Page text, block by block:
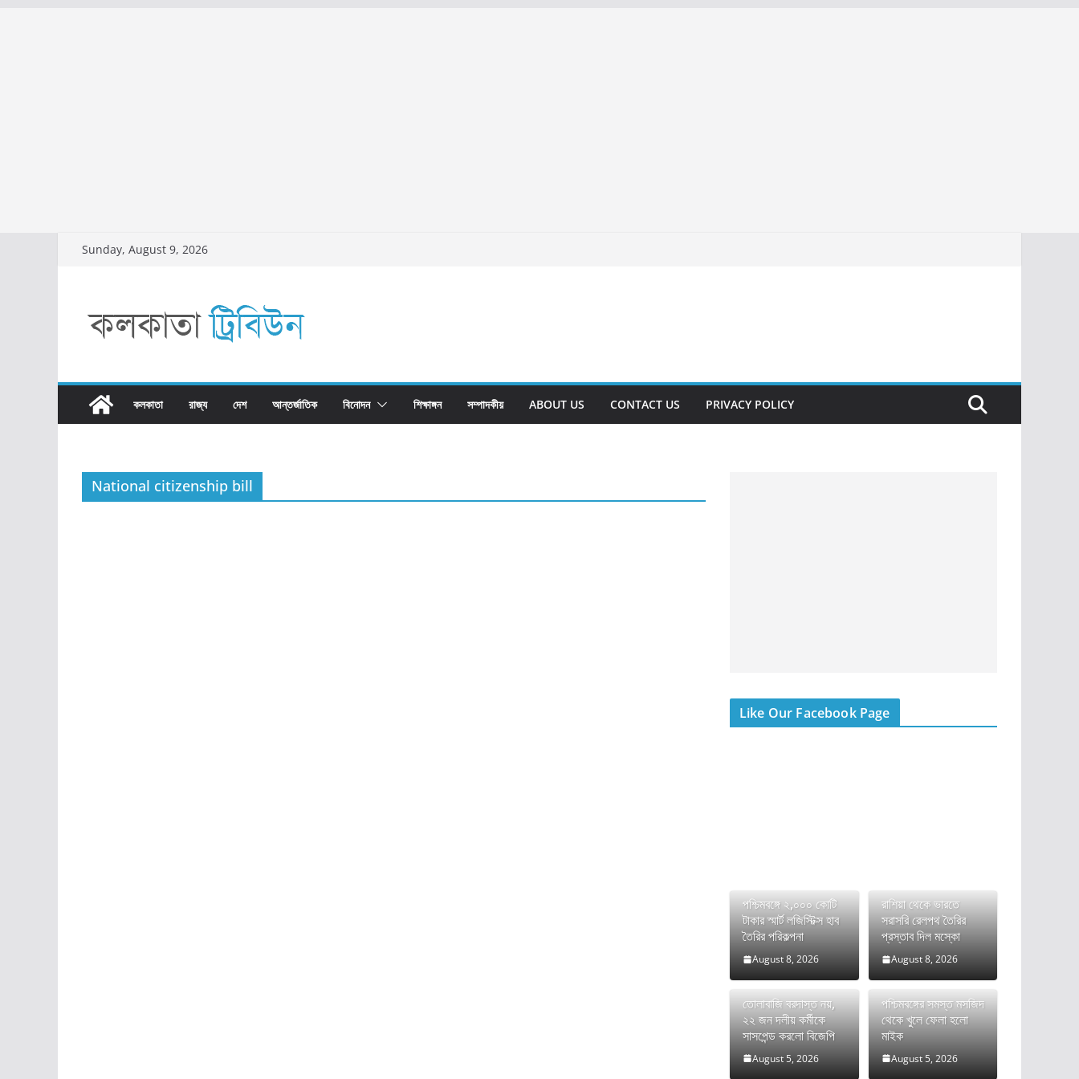
Sunday, August 9, 2026
কলকাতা রাজ্য​ দেশ আন্তর্জাতিক বিনোদন শিক্ষাঙ্গন সম্পাদকীয় ABOUT US CONTACT US PRIVACY POLICY
National citizenship bill
Like Our Facebook Page
পশ্চিমবঙ্গে ২,০০০ কোটি
টাকার স্মার্ট লজিস্টিক্স হাব
তৈরির পরিকল্পনা
August 8, 2026
রাশিয়া থেকে ভারতে
সরাসরি রেলপথ তৈরির
প্রস্তাব দিল মস্কো
August 8, 2026
তোলাবাজি বরদাস্ত নয়,
২২ জন দলীয় কর্মীকে
সাসপেন্ড করলো বিজেপি
August 5, 2026
পশ্চিমবঙ্গের সমস্ত মসজিদ
থেকে খুলে ফেলা হলো
মাইক
August 5, 2026
ভারতের FCRA বিল নিয়ে
দীর্ঘ রক্তক্ষয়ী সংগ্রামের